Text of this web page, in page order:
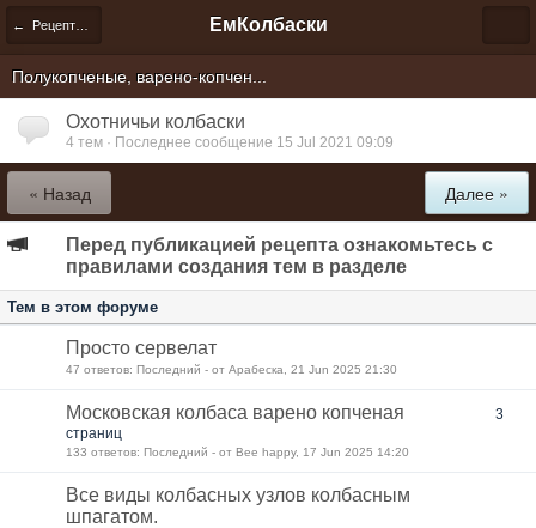
← Рецепты гостей-единомышленников ЕмКолбаски
Полукопченые, варено-копчен...
Охотничьи колбаски
4 тем · Последнее сообщение 15 Jul 2021 09:09
« Назад Далее »
Перед публикацией рецепта ознакомьтесь с
правилами создания тем в разделе
Тем в этом форуме
Просто сервелат
47 ответов: Последний - от Арабеска, 21 Jun 2025 21:30
Московская колбаса варено копченая
3
страниц
133 ответов: Последний - от Bee happy, 17 Jun 2025 14:20
Все виды колбасных узлов колбасным
шпагатом.